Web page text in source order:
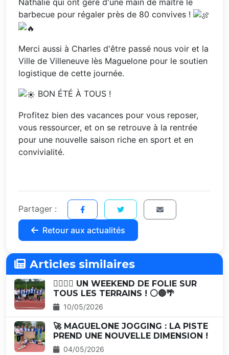
barbecue pour régaler près de 80 convives !
Merci aussi à Charles d'être passé nous voir et la
Ville de Villeneuve lès Maguelone pour le soutien
logistique de cette journée.
BON ÉTÉ À TOUS !
Profitez bien des vacances pour vous reposer,
vous ressourcer, et on se retrouve à la rentrée
pour une nouvelle saison riche en sport et en
convivialité.
Partager :
Retour aux actualités
Articles similaires
🏃‍♂️🏃‍♀️ UN WEEKEND DE FOLIE SUR
TOUS LES TERRAINS ! ⚪🔵🌴
10/05/2026
🚀 MAGUELONE JOGGING : LA PISTE
PREND UNE NOUVELLE DIMENSION !
04/05/2026